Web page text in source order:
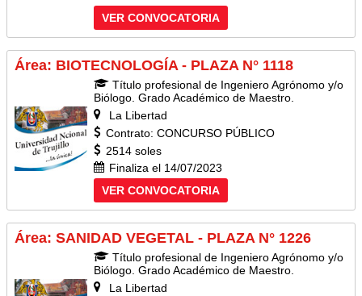
VER CONVOCATORIA
Área: BIOTECNOLOGÍA - PLAZA N° 1118
Título profesional de Ingeniero Agrónomo y/o
Biólogo. Grado Académico de Maestro.
La Libertad
Contrato: CONCURSO PÚBLICO
2514 soles
Finaliza el 14/07/2023
VER CONVOCATORIA
Área: SANIDAD VEGETAL - PLAZA N° 1226
Título profesional de Ingeniero Agrónomo y/o
Biólogo. Grado Académico de Maestro.
La Libertad